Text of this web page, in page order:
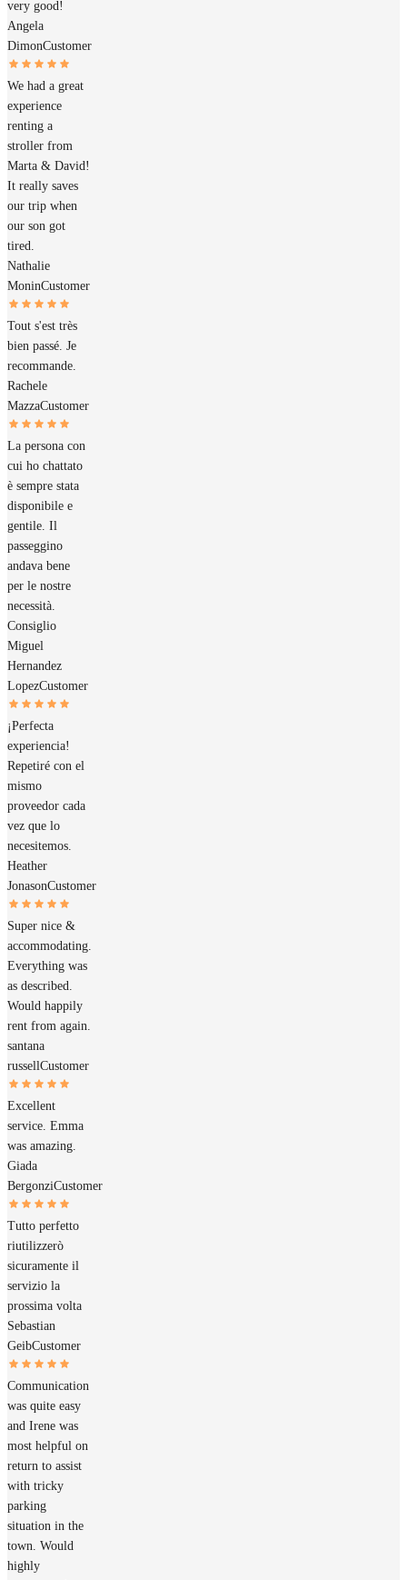
very good!
Angela
DimonCustomer
We had a great
experience
renting a
stroller from
Marta & David!
It really saves
our trip when
our son got
tired.
Nathalie
MoninCustomer
Tout s'est très
bien passé. Je
recommande.
Rachele
MazzaCustomer
La persona con
cui ho chattato
è sempre stata
disponibile e
gentile. Il
passeggino
andava bene
per le nostre
necessità.
Consiglio
Miguel
Hernandez
LopezCustomer
¡Perfecta
experiencia!
Repetiré con el
mismo
proveedor cada
vez que lo
necesitemos.
Heather
JonasonCustomer
Super nice &
accommodating.
Everything was
as described.
Would happily
rent from again.
santana
russellCustomer
Excellent
service. Emma
was amazing.
Giada
BergonziCustomer
Tutto perfetto
riutilizzerò
sicuramente il
servizio la
prossima volta
Sebastian
GeibCustomer
Communication
was quite easy
and Irene was
most helpful on
return to assist
with tricky
parking
situation in the
town. Would
highly